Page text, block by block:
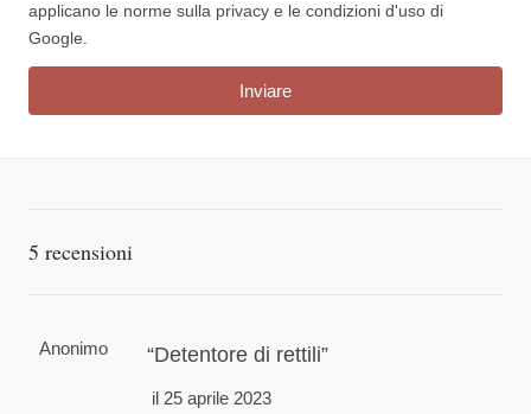
applicano le norme sulla privacy e le condizioni d'uso di
Google.
5 recensioni
Anonimo Detentore di rettili
il 25 aprile 2023